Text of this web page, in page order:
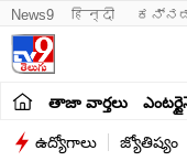
News9 हिन्दी
తాజా వార్తలు
ఉద్యోగాలు జ్యోతిష్యం